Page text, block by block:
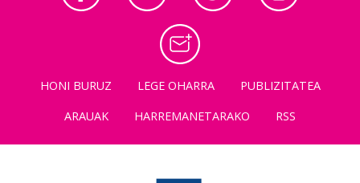
HONI BURUZ LEGE OHARRA
PUBLIZITATEA
ARAUAK
HARREMANETARAKO RSS